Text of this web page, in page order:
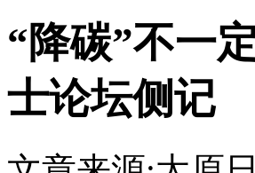
“降碳”不一
士论坛侧记